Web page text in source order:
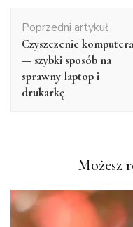
wpisu
Poprzedni artykuł
Czyszczenie komputera
— szybki sposób na
sprawny laptop i
drukarkę
Możesz